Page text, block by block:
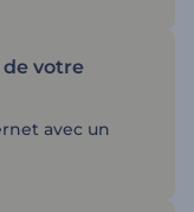
votre
avec un